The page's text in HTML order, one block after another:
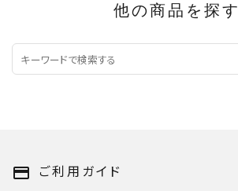
他の商品を探す
payment ご利用ガイド